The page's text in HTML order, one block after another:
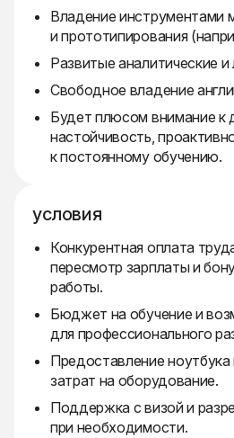
Владение инструментами
и прототипирования
Развитые аналитические и
Свободное владение
Будет плюсом внимание к
настойчивость,
к постоянному обучению.
условия
Конкурентная оплата
пересмотр зарплаты и
работы.
Бюджет на обучение и
для профессионального
Предоставление
затрат на оборудование.
Поддержка с визой и
при необходимости.